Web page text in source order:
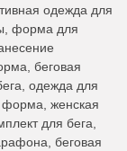
одежда для
форма для
беговая
одежда для
форма, женская
для бега,
беговая